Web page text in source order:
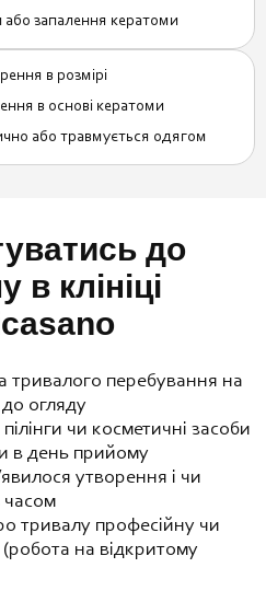
або запалення кератоми
в розмірі
в основі кератоми
або травмується одягом
до
в клініці
тривалого перебування на
до огляду
чи косметичні засоби
в день прийому
утворення і чи
часом
тривалу професійну чи
на відкритому